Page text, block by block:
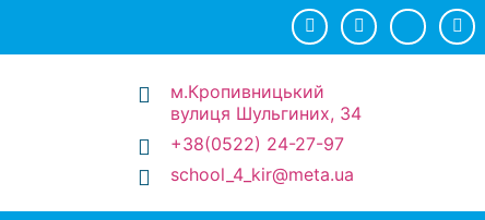
м.Кропивницький
вулиця Шульгиних, 34
+38(0522) 24-27-97
school_4_kir@meta.ua